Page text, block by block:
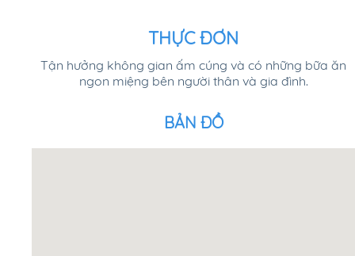
THỰC ĐƠN
Tận hưởng không gian ấm cúng và có những bữa ăn
ngon miệng bên người thân và gia đình.
BẢN ĐỒ